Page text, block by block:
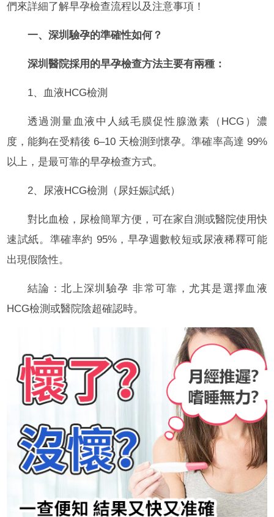
們來詳細了解早孕檢查流程以及注意事項！
一、深圳驗孕的準確性如何？
深圳醫院採用的早孕檢查方法主要有兩種：
1、血液HCG檢測
透過測量血液中人絨毛膜促性腺激素（HCG）濃
度，能夠在受精後 6–10 天檢測到懷孕。準確率高達 99%
以上，是最可靠的早孕檢查方式。
2、尿液HCG檢測（尿妊娠試紙）
對比血檢，尿檢簡單方便，可在家自測或醫院使用快
速試紙。準確率約 95%，早孕週數較短或尿液稀釋可能
出現假陰性。
結論：北上深圳驗孕 非常可靠，尤其是選擇血液
HCG檢測或醫院陰超確認時。